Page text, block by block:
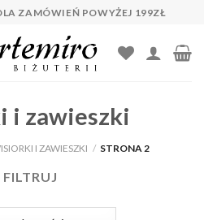
ZAMÓWIEŃ POWYŻEJ 199ZŁ
i zawieszki
I ZAWIESZKI / STRONA 2
FILTRUJ